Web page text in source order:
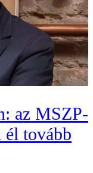
az MSZP-
él tovább